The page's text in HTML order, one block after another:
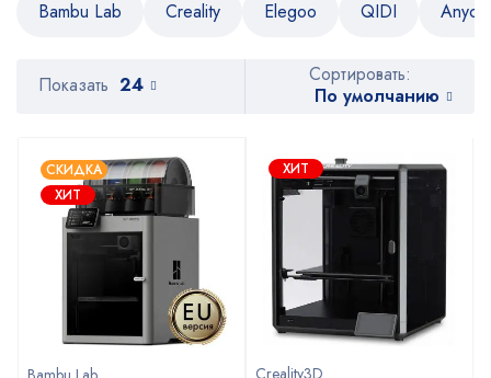
Bambu Lab Creality Elegoo QIDI
Сортировать:
По умолчанию
Показать 24
СКИДКА
ХИТ
ХИТ
Creality3D